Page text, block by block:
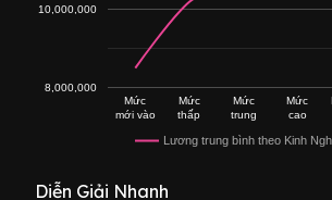
Lương trung bình theo Kinh
Mức
mới vào
Mức
thấp
Mức
trung
Mức
cao
8,000,000
10,000,000
Diễn Giải Nhanh